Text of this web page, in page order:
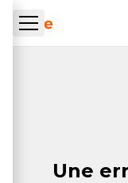
Skip to main content
Une